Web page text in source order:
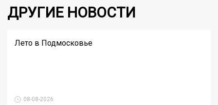
ДРУГИЕ НОВОСТИ
Лето в Подмосковье
08-08-2026